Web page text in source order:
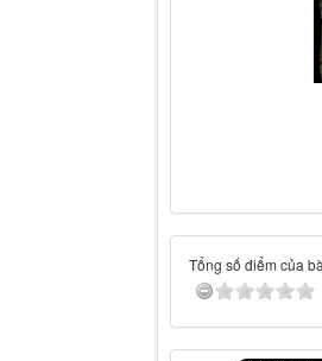
Tổng số điểm của